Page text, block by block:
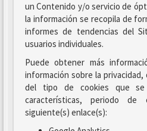
un Contenido y/o servicio de
la información se recopila de
informes de tendencias del
usuarios individuales.
Puede obtener más
información sobre la
del tipo de cookies que se
características, periodo
siguiente(s) enlace(s):